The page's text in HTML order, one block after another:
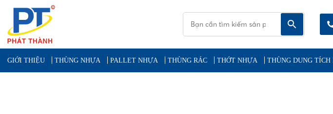
GIỚI THIỆU THÙNG NHỰA PALLET NHỰA THÙNG RÁC THỚT NHỰA THÙNG DUNG TÍCH